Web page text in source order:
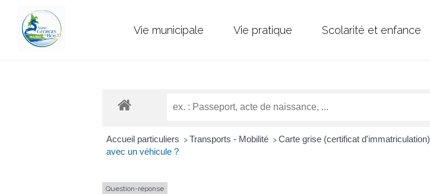
Vie municipale Vie pratique Scolarité et enfance
Accueil particuliers > Transports - Mobilité > Carte grise (certificat d'immatriculation)
avec un véhicule ?
Question-réponse